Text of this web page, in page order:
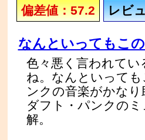
偏差値：57.2 レビ
なんといってもこの
色々悪く言われて
ね。なんといって
ンクの音楽がかな
ダフト・パンクの
解。